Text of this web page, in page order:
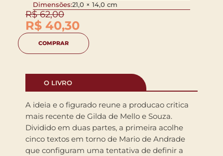
Dimensões:21,0 × 14,0 cm
R$62,00
R$ 40,30
COMPRAR
O LIVRO
A ideia e o figurado reune a producao critica
mais recente de Gilda de Mello e Souza.
Dividido em duas partes, a primeira acolhe
cinco textos em torno de Mario de Andrade
que configuram uma tentativa de definir a